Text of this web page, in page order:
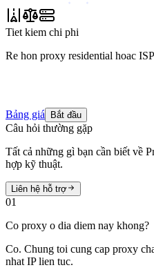
Tiet kiem chi phi
Re hon proxy residential hoac
Bảng giá Bắt đầu
Câu hỏi thường gặp
Tất cả những gì bạn cần biết về
hợp kỹ thuật.
Liên hệ hỗ trợ
01
Co proxy o dia diem nay khong?
Co. Chung toi cung cap proxy
nhat IP lien tuc.